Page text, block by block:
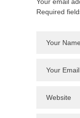
Your email
Required